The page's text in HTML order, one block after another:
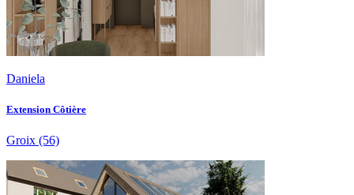
Daniela
Extension Côtière
Groix (56)